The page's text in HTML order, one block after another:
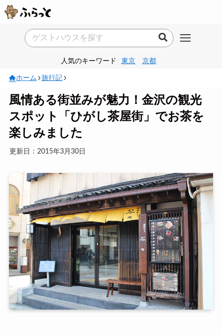
人気のキーワード 東京 京都
ホーム 旅行記
風情ある街並みが魅力！金沢の観光
スポット「ひがし茶屋街」でお茶を
楽しみました
更新日：2015年3月30日